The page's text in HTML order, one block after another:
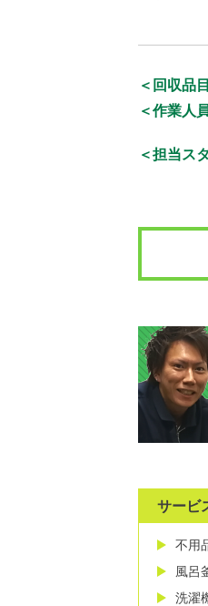
＜回収品
＜作業人
＜担当ス
サービ
不用
風呂
洗濯